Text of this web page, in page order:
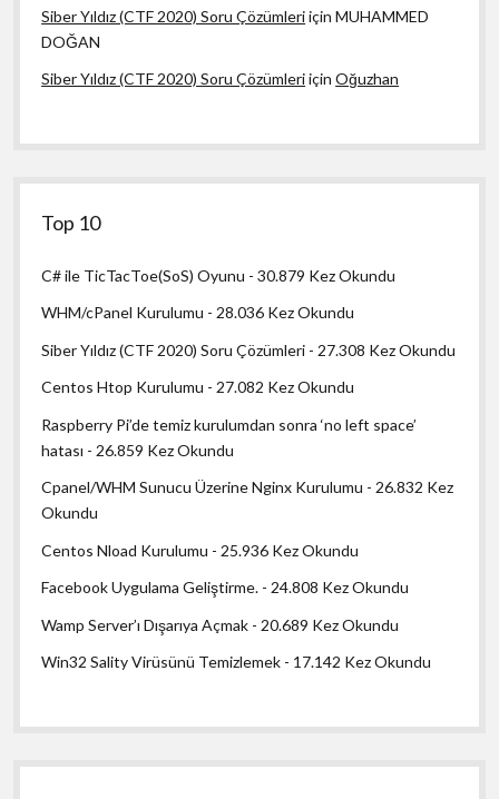
Siber Yıldız (CTF 2020) Soru ÇözümleriiçinMUHAMMED
DOĞAN
Siber Yıldız (CTF 2020) Soru ÇözümleriiçinOğuzhan
Top 10
C# ile TicTacToe(SoS) Oyunu - 30.879 Kez Okundu
WHM/cPanel Kurulumu - 28.036 Kez Okundu
Siber Yıldız (CTF 2020) Soru Çözümleri - 27.308 Kez Okundu
Centos Htop Kurulumu - 27.082 Kez Okundu
Raspberry Pi’de temiz kurulumdan sonra ‘no left space’
hatası - 26.859 Kez Okundu
Cpanel/WHM Sunucu Üzerine Nginx Kurulumu - 26.832 Kez
Okundu
Centos Nload Kurulumu - 25.936 Kez Okundu
Facebook Uygulama Geliştirme. - 24.808 Kez Okundu
Wamp Server’ı Dışarıya Açmak - 20.689 Kez Okundu
Win32 Sality Virüsünü Temizlemek - 17.142 Kez Okundu